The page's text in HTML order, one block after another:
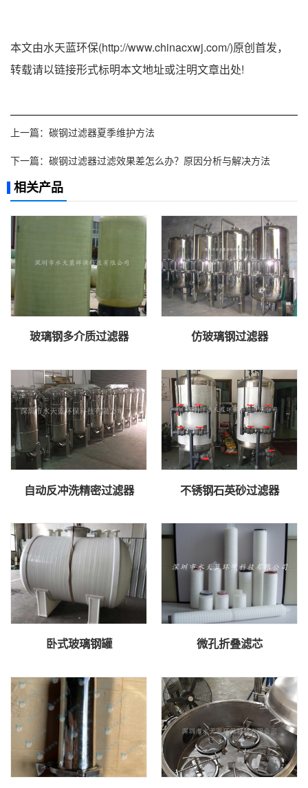
本文由水天蓝环保(http://www.chinacxwj.com/)原创首发，
转载请以链接形式标明本文地址或注明文章出处!
上一篇： 碳钢过滤器夏季维护方法
下一篇： 碳钢过滤器过滤效果差怎么办？原因分析与解决方法
相关产品
玻璃钢多介质过滤器 仿玻璃钢过滤器
自动反冲洗精密过滤器 不锈钢石英砂过滤器
卧式玻璃钢罐 微孔折叠滤芯